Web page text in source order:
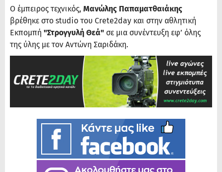
Ο έμπειρος τεχνικός, Μανώλης Παπαματθαιάκης
βρέθηκε στο studio του Crete2day και στην αθλητική
Εκπομπή "Στρογγυλή Θεά" σε μια συνέντευξη εφ’ όλης
της ύλης με τον Αντώνη Σαριδάκη.